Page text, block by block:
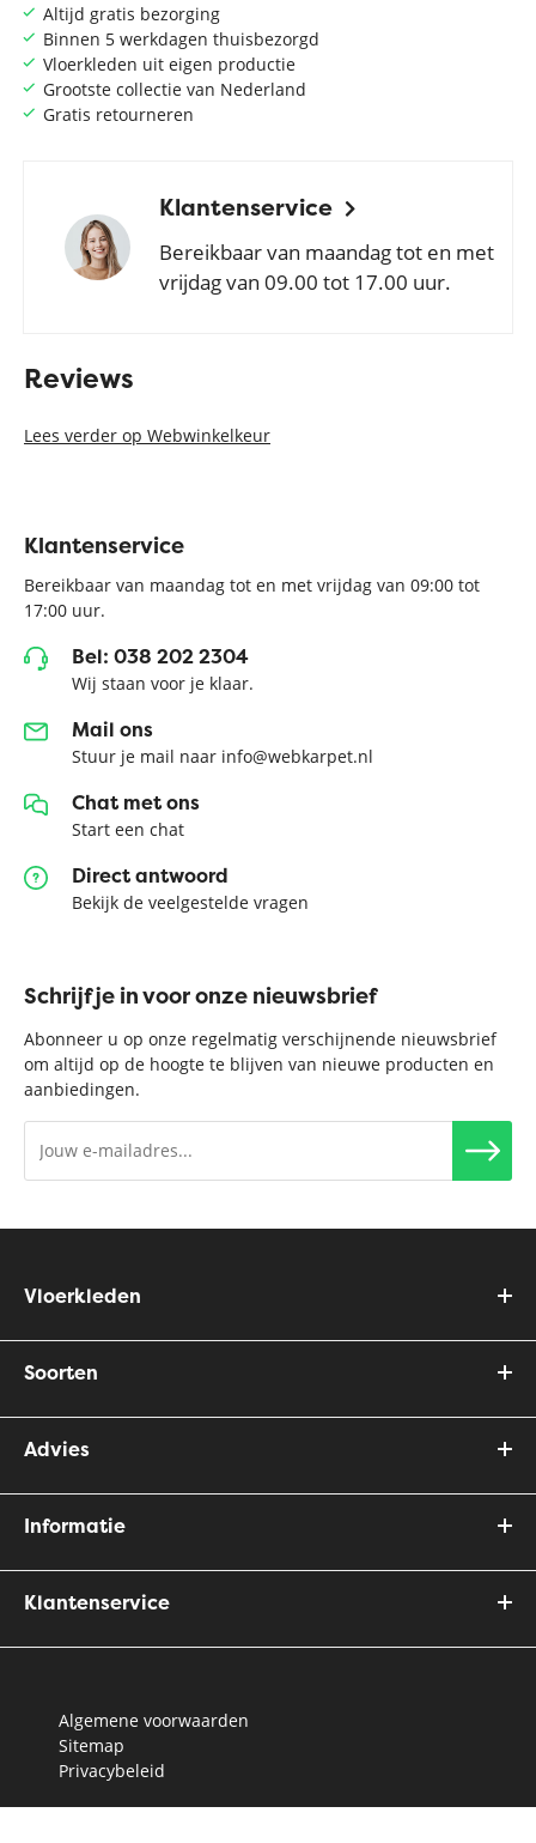
Altijd gratis bezorging
Binnen 5 werkdagen thuisbezorgd
Vloerkleden uit eigen productie
Grootste collectie van Nederland
Gratis retourneren
Klantenservice
Bereikbaar van maandag tot en met
vrijdag van 09.00 tot 17.00 uur.
Reviews
Lees verder op Webwinkelkeur
Klantenservice
Bereikbaar van maandag tot en met vrijdag van 09:00 tot
17:00 uur.
Bel: 038 202 2304
Wij staan voor je klaar.
Mail ons
Stuur je mail naar info@webkarpet.nl
Chat met ons
Start een chat
Direct antwoord
Bekijk de veelgestelde vragen
Schrijf je in voor onze nieuwsbrief
Abonneer u op onze regelmatig verschijnende nieuwsbrief
om altijd op de hoogte te blijven van nieuwe producten en
aanbiedingen.
Vloerkleden
Soorten
Advies
Informatie
Klantenservice
Algemene voorwaarden
Sitemap
Privacybeleid